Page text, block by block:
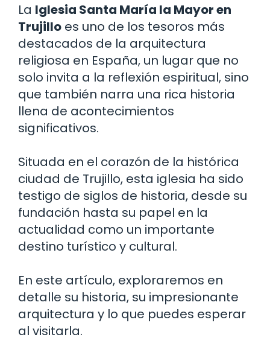
La Iglesia Santa María la Mayor en
Trujillo es uno de los tesoros más
destacados de la arquitectura
religiosa en España, un lugar que no
solo invita a la reflexión espiritual, sino
que también narra una rica historia
llena de acontecimientos
significativos.
Situada en el corazón de la histórica
ciudad de Trujillo, esta iglesia ha sido
testigo de siglos de historia, desde su
fundación hasta su papel en la
actualidad como un importante
destino turístico y cultural.
En este artículo, exploraremos en
detalle su historia, su impresionante
arquitectura y lo que puedes esperar
al visitarla.